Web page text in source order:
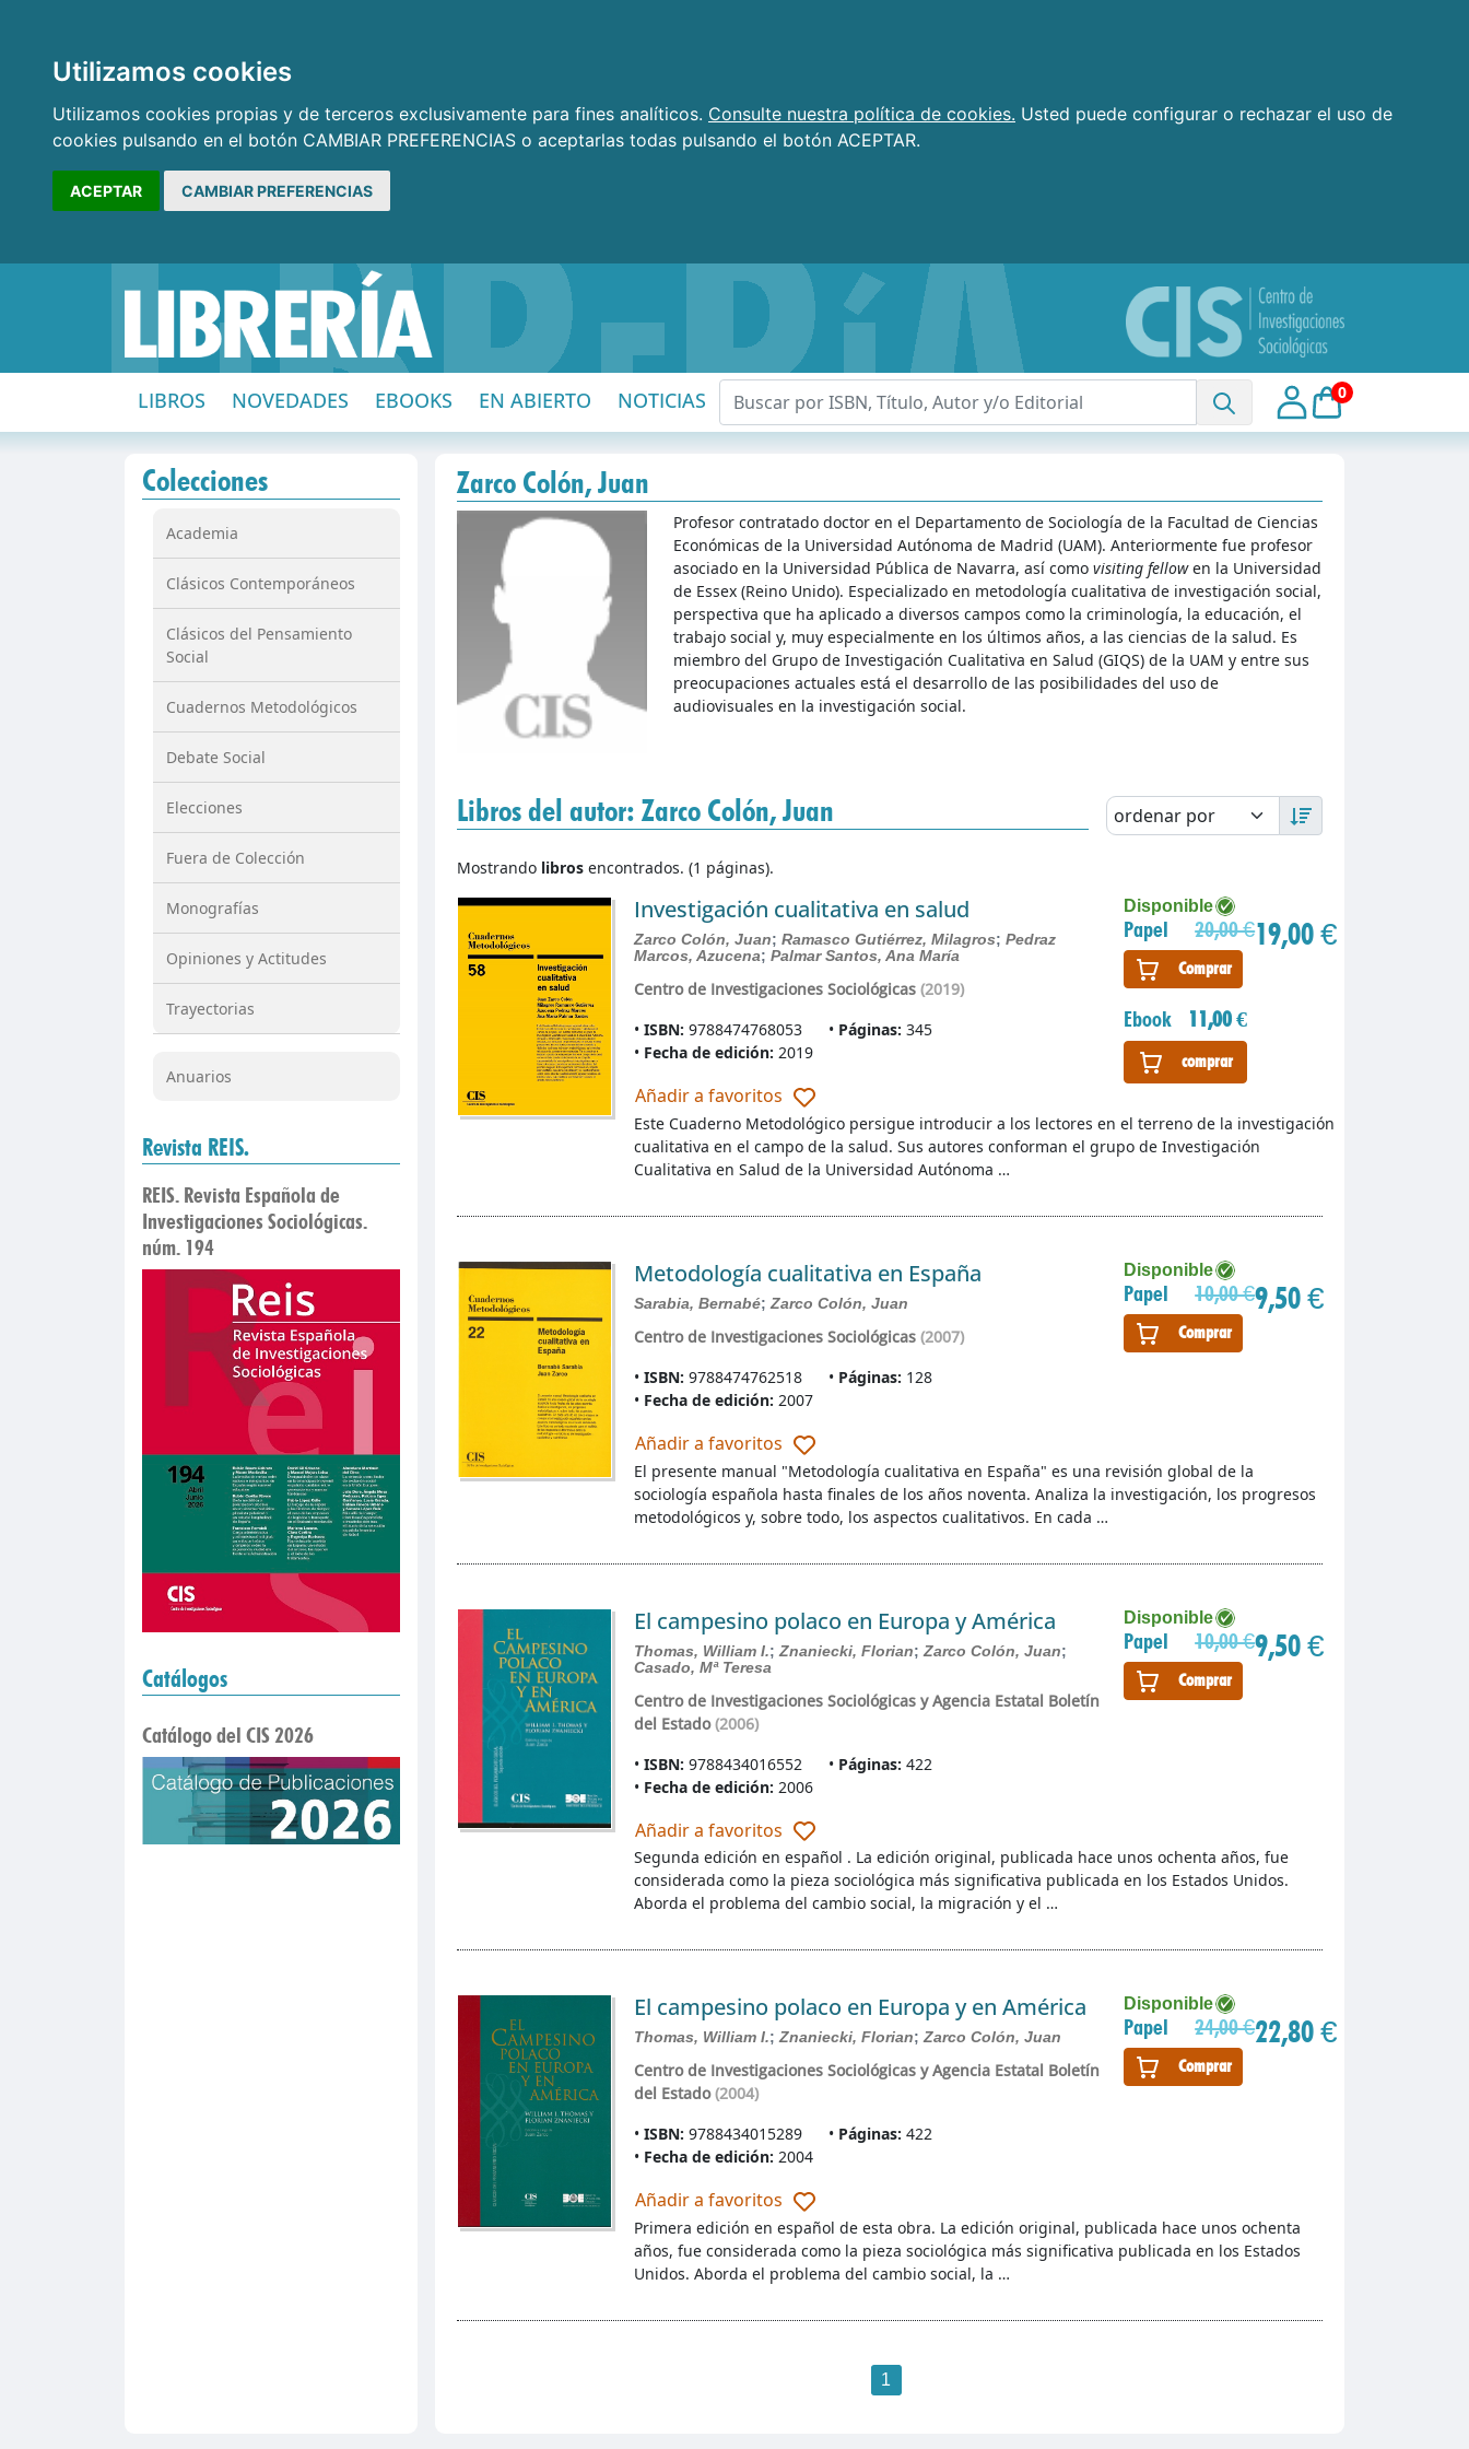
Utilizamos cookies
Utilizamos cookies propias y de terceros exclusivamente para fines analíticos. Consulte nuestra política de cookies. Usted puede configurar o rechazar el uso de
cookies pulsando en el botón CAMBIAR PREFERENCIAS o aceptarlas todas pulsando el botón ACEPTAR.
ACEPTAR CAMBIAR PREFERENCIAS
LIBROS NOVEDADES EBOOKS EN ABIERTO NOTICIAS 0
Colecciones
Academia
Clásicos Contemporáneos
Clásicos del Pensamiento
Social
Cuadernos Metodológicos
Debate Social
Elecciones
Fuera de Colección
Monografías
Opiniones y Actitudes
Trayectorias
Anuarios
Revista REIS.
REIS. Revista Española de
Investigaciones Sociológicas.
núm. 194
Catálogos
Catálogo del CIS 2026
Zarco Colón, Juan
Profesor contratado doctor en el Departamento de Sociología de la Facultad de Ciencias
Económicas de la Universidad Autónoma de Madrid (UAM). Anteriormente fue profesor
asociado en la Universidad Pública de Navarra, así como visiting fellowen la Universidad
de Essex (Reino Unido). Especializado en metodología cualitativa de investigación social,
perspectiva que ha aplicado a diversos campos como la criminología, la educación, el
trabajo social y, muy especialmente en los últimos años, a las ciencias de la salud. Es
miembro del Grupo de Investigación Cualitativa en Salud (GIQS) de la UAM y entre sus
preocupaciones actuales está el desarrollo de las posibilidades del uso de
audiovisuales en la investigación social.
Libros del autor: Zarco Colón, Juan
Mostrando librosencontrados. (1 páginas).
Investigación cualitativa en salud
Zarco Colón, Juan;Ramasco Gutiérrez, Milagros;Pedraz
Marcos, Azucena;Palmar Santos, Ana María
Centro de Investigaciones Sociológicas (2019)
ISBN: 9788474768053 Páginas: 345
Fecha de edición: 2019
Añadir a favoritos
Disponible
Papel 20,00 €19,00 €
Comprar
Ebook 11,00 €
comprar
Este Cuaderno Metodológico persigue introducir a los lectores en el terreno de la investigación
cualitativa en el campo de la salud. Sus autores conforman el grupo de Investigación
Cualitativa en Salud de la Universidad Autónoma …
Metodología cualitativa en España
Sarabia, Bernabé;Zarco Colón, Juan
Centro de Investigaciones Sociológicas (2007)
ISBN: 9788474762518 Páginas: 128
Fecha de edición: 2007
Añadir a favoritos
Disponible
Papel 10,00 €9,50 €
Comprar
El presente manual "Metodología cualitativa en España" es una revisión global de la
sociología española hasta finales de los años noventa. Analiza la investigación, los progresos
metodológicos y, sobre todo, los aspectos cualitativos. En cada …
El campesino polaco en Europa y América
Thomas, William I.;Znaniecki, Florian;Zarco Colón, Juan;
Casado, Mª Teresa
Centro de Investigaciones Sociológicas y Agencia Estatal Boletín
del Estado(2006)
ISBN: 9788434016552 Páginas: 422
Fecha de edición: 2006
Añadir a favoritos
Disponible
Papel 10,00 €9,50 €
Comprar
Segunda edición en español . La edición original, publicada hace unos ochenta años, fue
considerada como la pieza sociológica más significativa publicada en los Estados Unidos.
Aborda el problema del cambio social, la migración y el …
El campesino polaco en Europa y en América
Thomas, William I.;Znaniecki, Florian;Zarco Colón, Juan
Centro de Investigaciones Sociológicas y Agencia Estatal Boletín
del Estado(2004)
ISBN: 9788434015289 Páginas: 422
Fecha de edición: 2004
Añadir a favoritos
Disponible
Papel 24,00 €22,80 €
Comprar
Primera edición en español de esta obra. La edición original, publicada hace unos ochenta
años, fue considerada como la pieza sociológica más significativa publicada en los Estados
Unidos. Aborda el problema del cambio social, la …
1